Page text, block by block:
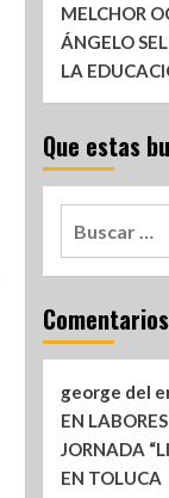
MELCHOR
ÁNGELO
LA
Que estas
Comentarios
george del
EN
JORNADA
EN TOLUCA